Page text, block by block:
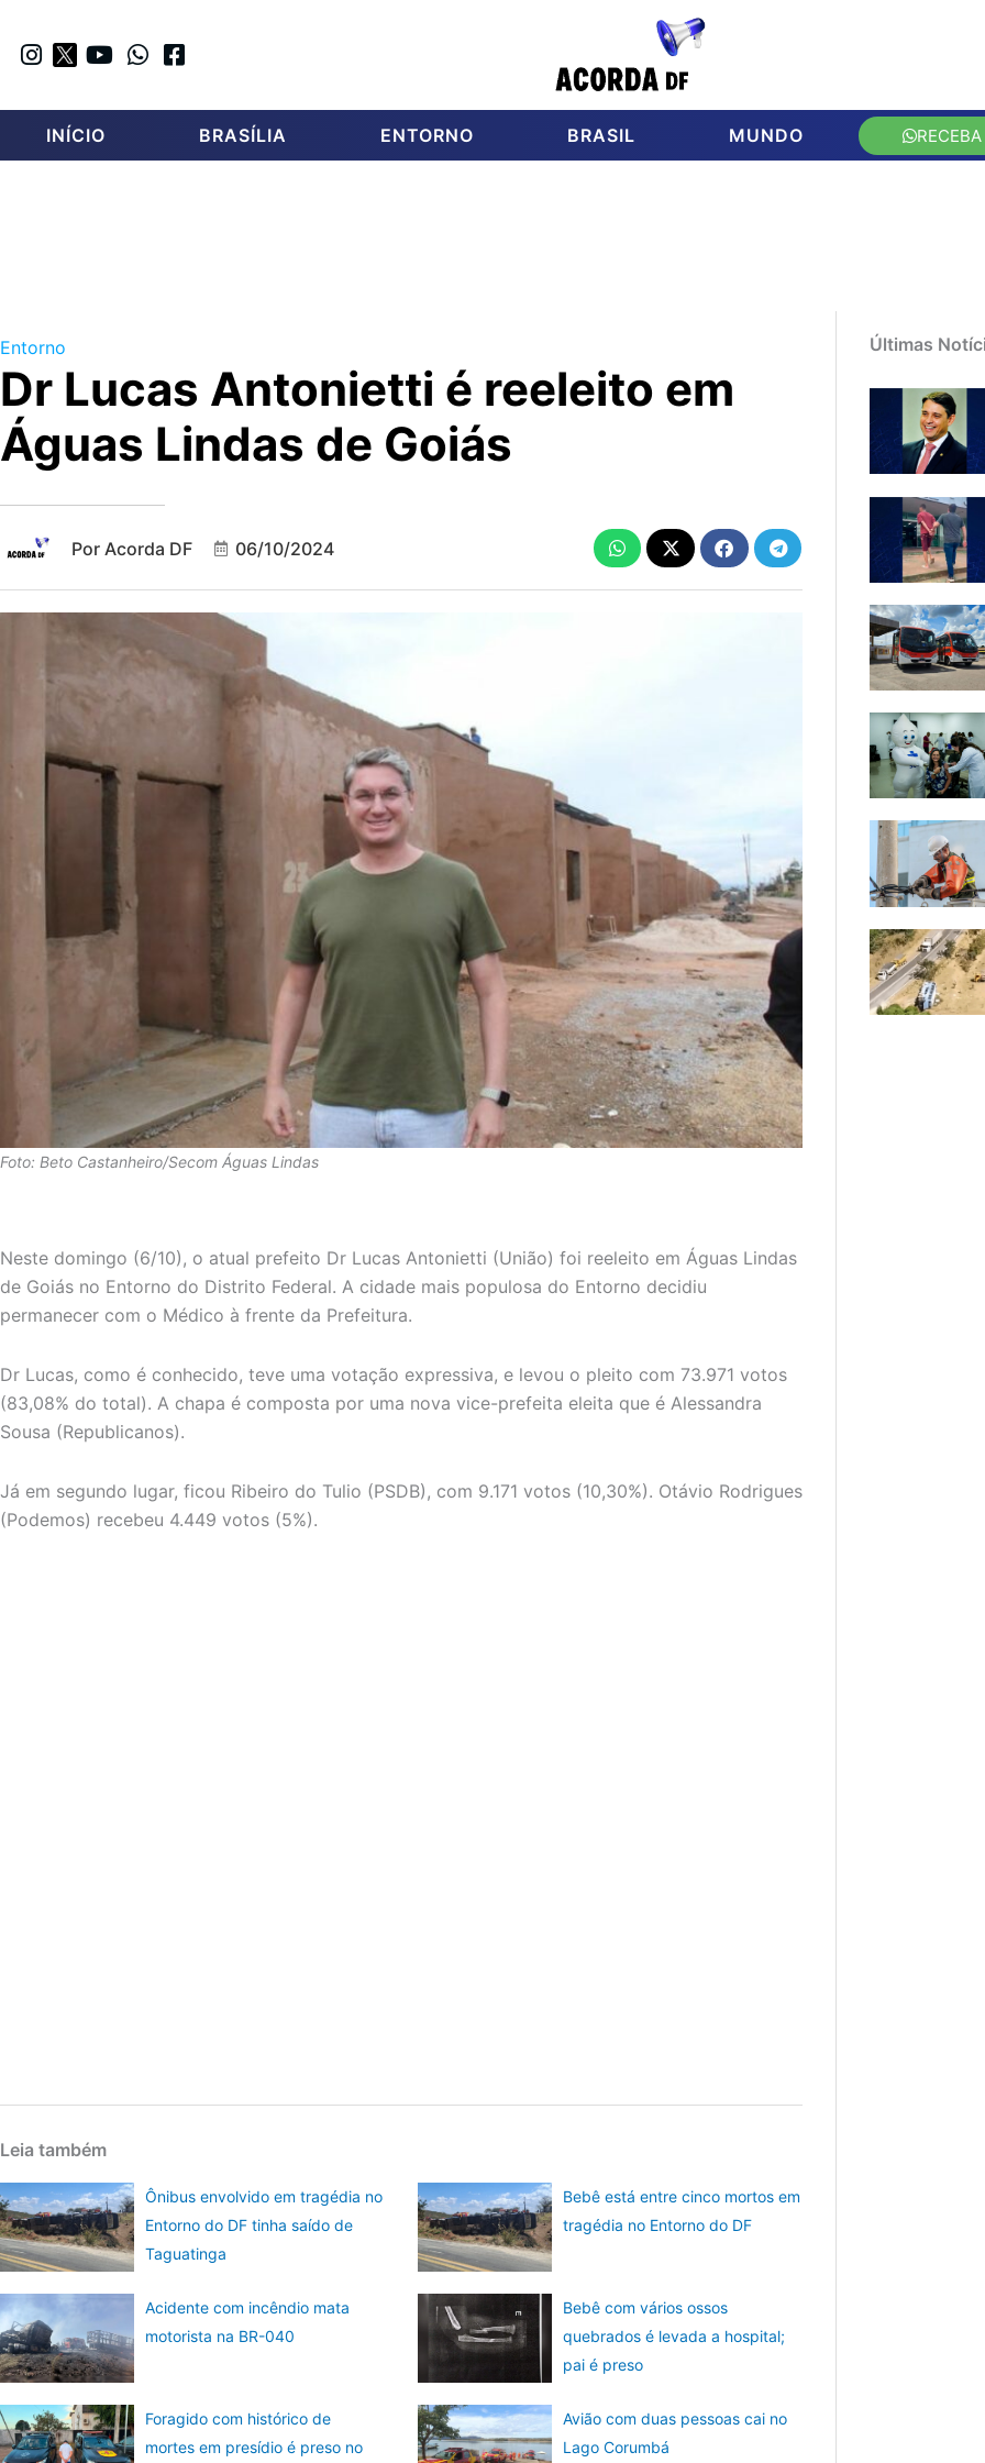
INÍCIO BRASÍLIA ENTORNO BRASIL MUNDO
Entorno
Dr Lucas Antonietti é reeleito em
Águas Lindas de Goiás
Por Acorda DF 06/10/2024
Foto: Beto Castanheiro/Secom Águas Lindas
Neste domingo (6/10), o atual prefeito Dr Lucas Antonietti (União) foi reeleito em Águas Lindas
de Goiás no Entorno do Distrito Federal. A cidade mais populosa do Entorno decidiu
permanecer com o Médico à frente da Prefeitura.
Dr Lucas, como é conhecido, teve uma votação expressiva, e levou o pleito com 73.971 votos
(83,08% do total). A chapa é composta por uma nova vice-prefeita eleita que é Alessandra
Sousa (Republicanos).
Já em segundo lugar, ficou Ribeiro do Tulio (PSDB), com 9.171 votos (10,30%). Otávio Rodrigues
(Podemos) recebeu 4.449 votos (5%).
Leia também
Ônibus envolvido em tragédia no
Entorno do DF tinha saído de
Taguatinga
Bebê está entre cinco mortos em
tragédia no Entorno do DF
Acidente com incêndio mata
motorista na BR-040
Bebê com vários ossos
quebrados é levada a hospital;
pai é preso
Foragido com histórico de
mortes em presídio é preso no
Avião com duas pessoas cai no
Lago Corumbá
Últimas